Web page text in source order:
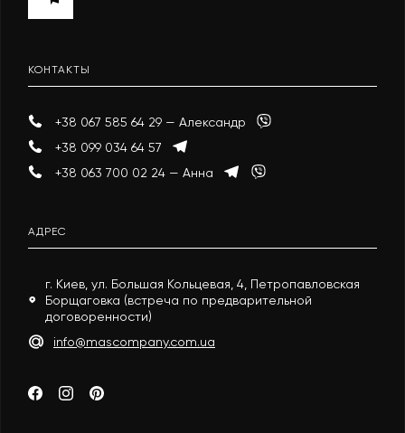
КОНТАКТЫ
+38 067 585 64 29 — Александр
+38 099 034 64 57
+38 063 700 02 24 — Анна
АДРЕС
г. Киев, ул. Большая Кольцевая, 4, Петропавловская
Борщаговка (встреча по предварительной
договоренности)
info@mascompany.com.ua